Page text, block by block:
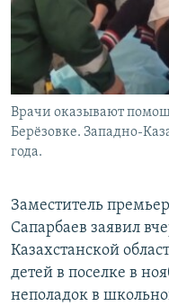
Врачи оказывают
Берёзовке. Западно-
года.
Заместитель
Сапарбаев заявил
Казахстанской
детей в поселке в
неполадок в